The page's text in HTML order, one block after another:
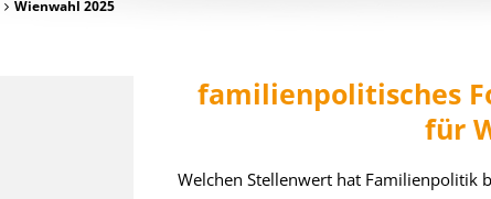
Wienwahl 2025
familienpolitisches
für
Welchen Stellenwert hat Familienpolitik